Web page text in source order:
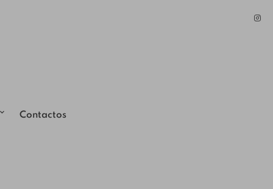
Contactos